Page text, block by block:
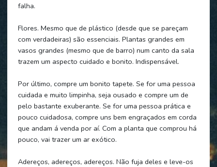
falha.
Flores. Mesmo que de plástico (desde que se pareçam
com verdadeiras) são essenciais. Plantas grandes em
vasos grandes (mesmo que de barro) num canto da sala
trazem um aspecto cuidado e bonito. Indispensável.
Por último, compre um bonito tapete. Se for uma pessoa
cuidada e muito limpinha, seja ousado e compre um de
pelo bastante exuberante. Se for uma pessoa prática e
pouco cuidadosa, compre uns bem engraçados em corda
que andam á venda por aí. Com a planta que comprou há
pouco, vai trazer um ar exótico.
Adereços, adereços, adereços. Não fuja deles e leve-os